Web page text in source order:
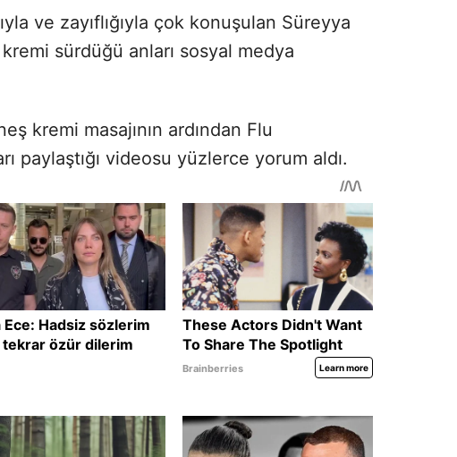
ve zayıflığıyla çok konuşulan Süreyya
sürdüğü anları sosyal medya
kremi masajının ardından Flu
paylaştığı videosu yüzlerce yorum aldı.